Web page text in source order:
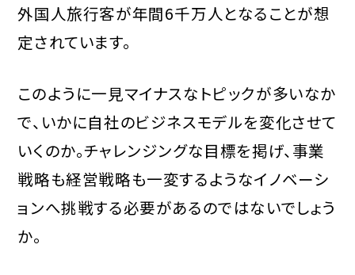
外国人旅行客が年間6千万人となることが想
定されています。
このように一見マイナスなトピックが多いなか
で、いかに自社のビジネスモデルを変化させて
いくのか。チャレンジングな目標を掲げ、事業
戦略も経営戦略も一変するようなイノベーシ
ョンへ挑戦する必要があるのではないでしょう
か。